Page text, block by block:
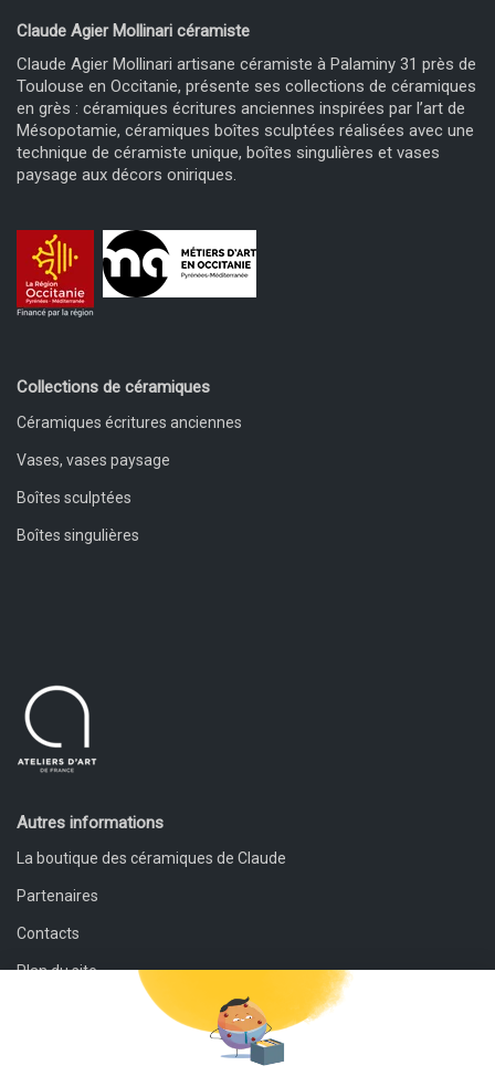
Claude Agier Mollinari céramiste
Claude Agier Mollinari artisane céramiste à Palaminy 31 près de
Toulouse en Occitanie, présente ses collections de céramiques
en grès : céramiques écritures anciennes inspirées par l’art de
Mésopotamie, céramiques boîtes sculptées réalisées avec une
technique de céramiste unique, boîtes singulières et vases
paysage aux décors oniriques.
Collections de céramiques
Céramiques écritures anciennes
Vases, vases paysage
Boîtes sculptées
Boîtes singulières
Autres informations
La boutique des céramiques de Claude
Partenaires
Contacts
Plan du site
Conditions générales de vente et de retour